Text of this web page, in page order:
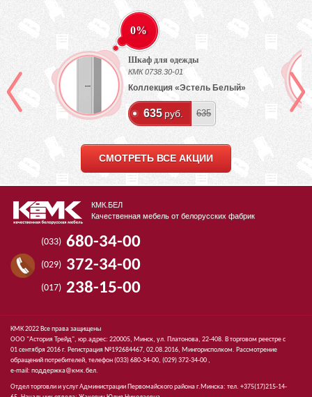
0%
Шкаф для одежды
КМК 0738.30-01
Коллекция «Эстель Белый»
635 руб. 635
СМОТРЕТЬ ВСЕ АКЦИИ
КМК.БЕЛ
Качественная мебель от белорусских фабрик
(033) 680-34-00
(029) 372-34-00
(017) 238-15-00
КМК 2022 Все права защищены
ООО "Астория Трейд", юр.адрес: 220005, Минск, ул. Платонова, 22-408. В торговом реестре с
01 сентября 2016 г. Регистрация №192684467, 02.08.2016, Мингорисполком. Рассмотрение
обращений потребителей, телефон(033)680-34-00, (029)372-34-00 ,
e-mail: поддержка@кмк.бел.
Отдел торговли и услуг Администрации Первомайского района г.Минска: тел. +375(17)215-14-